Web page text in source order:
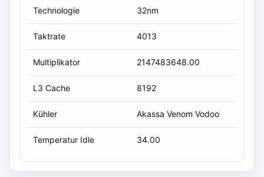
Technologie 32nm
Taktrate 4013
Multiplikator 2147483648.00
L3 Cache 8192
Kühler Akassa Venom Vodoo
Temperatur Idle 34.00